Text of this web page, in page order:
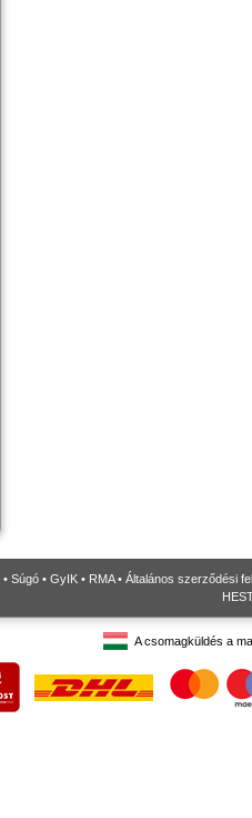
• Súgó • GyIK • RMA• Általános szerződési
A csomagküldés a